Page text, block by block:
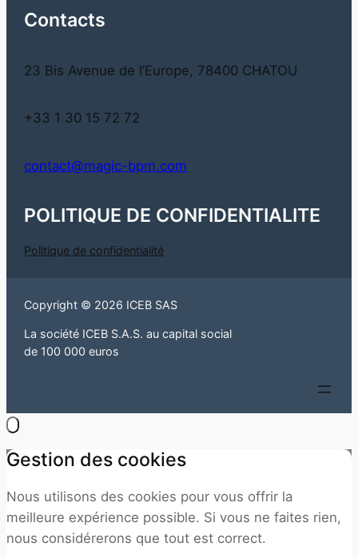
Contacts
23 Bis Avenue de l’Europe, 78400 CHATOU
+33 1 30 15 72 72
contact@magic-bpm.com
POLITIQUE DE CONFIDENTIALITE
Politique de confidentialité
Copyright © 2026 ICEB SAS
La société ICEB S.A.S. au capital social
de 100 000 euros
Gestion des cookies
Nous utilisons des cookies pour vous offrir la
meilleure expérience possible. Si vous ne faites rien,
nous considérerons que tout est correct.